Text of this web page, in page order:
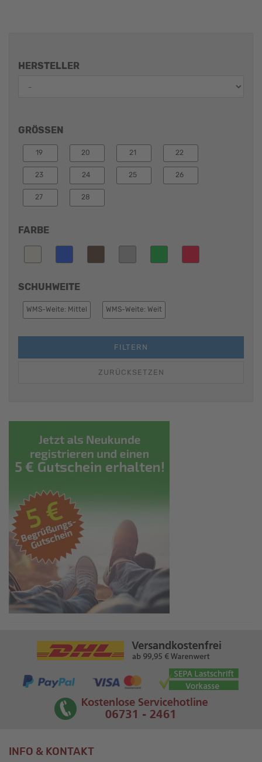
HERSTELLER
GRÖSSEN
19 20 21 22
23 24 25 26
27 28
FARBE
SCHUHWEITE
WMS-Weite: Mittel WMS-Weite: Weit
FILTERN
ZURÜCKSETZEN
INFO & KONTAKT